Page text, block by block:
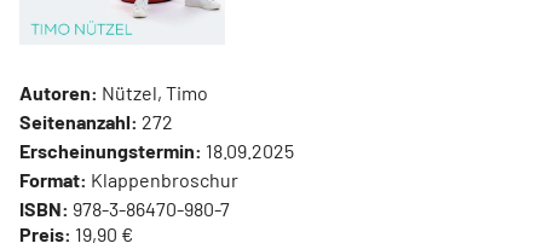
Autoren: Nützel, Timo
Seitenanzahl: 272
Erscheinungstermin: 18.09.2025
Format: Klappenbroschur
ISBN: 978-3-86470-980-7
Preis: 19,90 €